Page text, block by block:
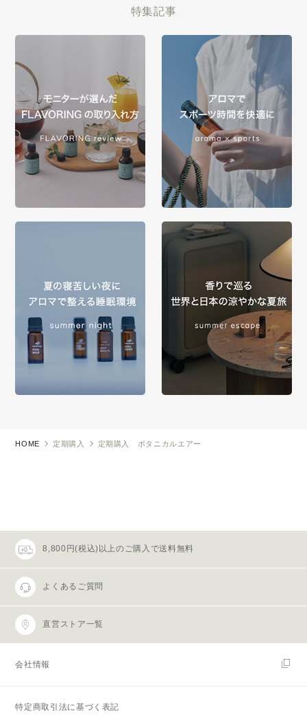
特集記事
HOME 定期購入 定期購入 ボタニカルエアー
8,800円(税込)以上のご購入で送料無料
よくあるご質問
直営ストア一覧
会社情報
特定商取引法に基づく表記